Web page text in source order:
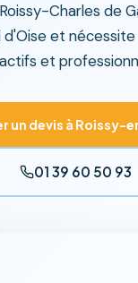
Charles de
et
et
un devis à Roissy-
01 39 60 50 93